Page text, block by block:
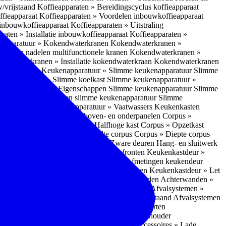
vrijstaand Koffieapparaten » Bereidingscyclus koffieapparaat
Koffieapparaten » Voordelen inbouwkoffieapparaat
Koffieapparaten » Uitstraling
» Installatie inbouwkoffieapparaat Koffieapparaten »
» Kokendwaterkranen Kokendwaterkranen »
en nadelen multifunctionele kranen Kokendwaterkranen »
» Installatie kokendwaterkraan Kokendwaterkranen
» OvensKeukenapparatuur » Slimme keukenapparatuur Slimme
» Slimme koelkast Slimme keukenapparatuur »
» Eigenschappen Slimme keukenapparatuur Slimme
» Nadelen slimme keukenapparatuur Slimme
Keukenapparatuur » Vaatwassers Keukenkasten
Corpus » Buitenkant zij-, boven- en onderpanelen Corpus »
Corpus » Halfhoge kast Corpus » Opzetkast
Corpus » Breedte corpus Corpus » Diepte corpus
Hang- en sluitwerk » Zware deuren Hang- en sluitwerk
» Soorten deur- en ladefronten Keukenkastdeur »
Keukenkastdeur » Afmetingen keukendeur
Keukenkastdeur » Deurgrepen Keukenkastdeur » Let
Achterwanden » Nadelen achterwanden Achterwanden »
Afvalsystemen »
Afvalsystemen » Vrijstaand Afvalsystemen
Inbouwaccessoires » Soorten
Inbouwaccessoires » Handdoekhouder